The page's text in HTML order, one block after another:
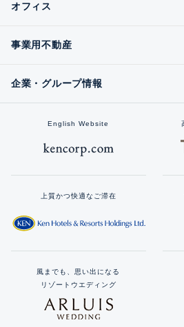
オフィス
事業用不動産
企業・グループ情報
English Website
上質かつ快適なご滞在
風までも、思い出になる
リゾートウエディング